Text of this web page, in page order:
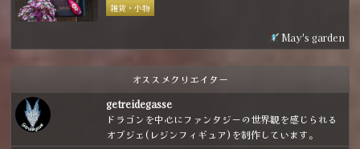
雑貨・小物
May's garden
オススメクリエイター
getreidegasse
ドラゴンを中心にファンタジーの世界観を感じられる
オブジェ(レジンフィギュア)を制作しています。